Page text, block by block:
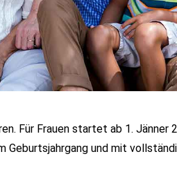
Für Frauen startet ab 1. Jänner
Geburtsjahrgang und mit